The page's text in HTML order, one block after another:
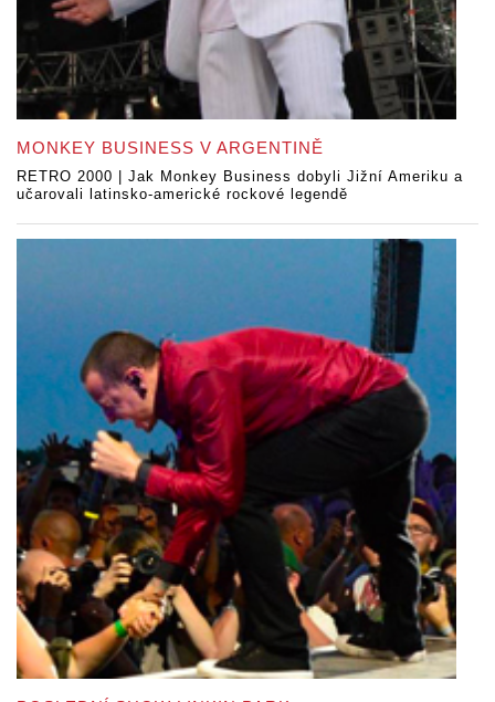
MONKEY BUSINESS V ARGENTINĚ
RETRO 2000 | Jak Monkey Business dobyli Jižní Ameriku a
učarovali latinsko-americké rockové legendě